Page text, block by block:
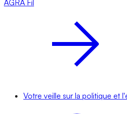
AGRA Fil
Votre veille sur la politique et